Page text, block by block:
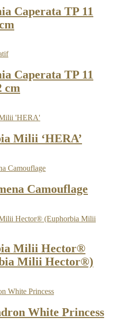
Caperata TP 11
Caperata TP 11
cm
Milii ‘HERA’
Camouflage
Milii Hector®
Milii Hector®)
White Princess